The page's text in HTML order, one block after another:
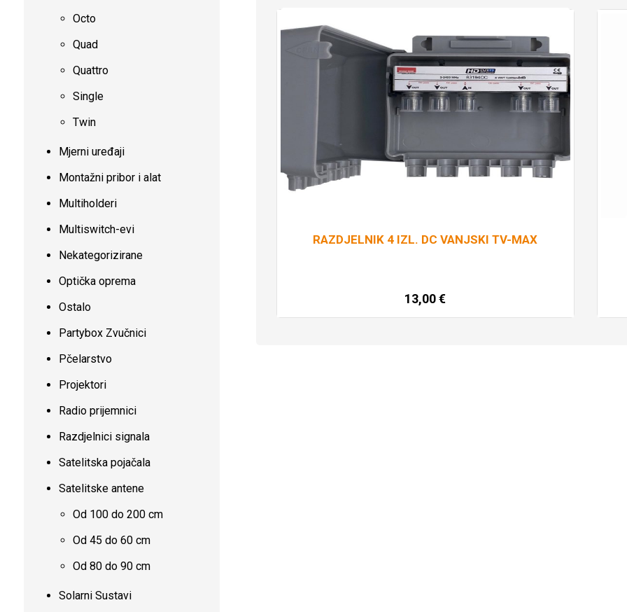
RAZDJELNIK 4 IZL. DC VANJSKI TV-MAX
13,00€
Dodaj u košaricu
Octo
Quad
Quattro
Single
Twin
Mjerni uređaji
Montažni pribor i alat
Multiholderi
Multiswitch-evi
Nekategorizirane
Optička oprema
Ostalo
Partybox Zvučnici
Pčelarstvo
Projektori
Radio prijemnici
Razdjelnici signala
Satelitska pojačala
Satelitske antene
Od 100 do 200 cm
Od 45 do 60 cm
Od 80 do 90 cm
Solarni Sustavi